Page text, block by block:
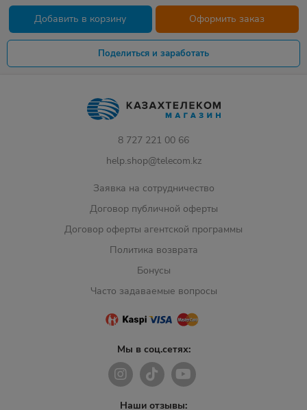
Добавить в корзину Оформить заказ
Поделиться и заработать
8 727 221 00 66
help.shop@telecom.kz
Заявка на сотрудничество
Договор публичной оферты
Договор оферты агентской программы
Политика возврата
Бонусы
Часто задаваемые вопросы
Мы в соц.сетях:
Наши отзывы: